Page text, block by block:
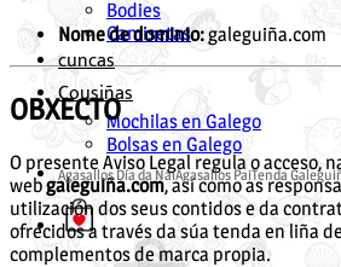
Bodies
Camisetas
cuncas
Cousiñas
Mochilas en Galego
Bolsas en Galego
Agasallos Día da NaiAgasallos PaiTenda
Nome de dominio:galeguiña.com
OBXECTO
O presente Aviso Legal regula o acceso,
webgaleguiña.com, así como as
utilización dos seus contidos e da
ofrecidos a través da súa tenda en liña
complementos de marca propia.